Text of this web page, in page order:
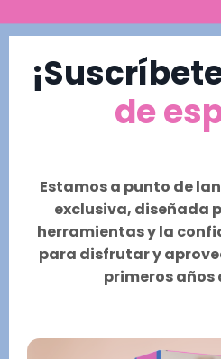
de
Estamos a punto de
exclusiva, diseñada
herramientas y la
para disfrutar y
primeros años